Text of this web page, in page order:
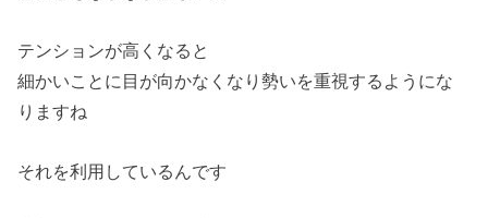
テンションが高くなると
細かいことに目が向かなくなり勢いを重視するようにな
りますね
それを利用しているんです